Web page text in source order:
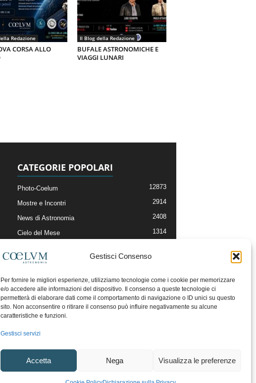
Gestisci Consenso
Per fornire le migliori esperienze, utilizziamo tecnologie come i cookie per memorizzare
e/o accedere alle informazioni del dispositivo. Il consenso a queste tecnologie ci
permetterà di elaborare dati come il comportamento di navigazione o ID unici su questo
sito. Non acconsentire o ritirare il consenso può influire negativamente su alcune
caratteristiche e funzioni.
Gestisci servizi
Accetta Nega Visualizza le preferenze
Redazione
CORSA ALLO
Il Blog della Redazione
BUFALE ASTRONOMICHE E
VIAGGI LUNARI
CATEGORIE POPOLARI
Photo-Coelum 12873
Mostre e Incontri 2914
News di Astronomia 2408
Cielo del Mese 1314
Articoli e Risorse On-Line
Il Blog della Redazione